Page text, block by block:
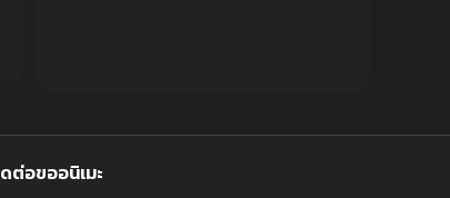
ต่อขออนิเมะ